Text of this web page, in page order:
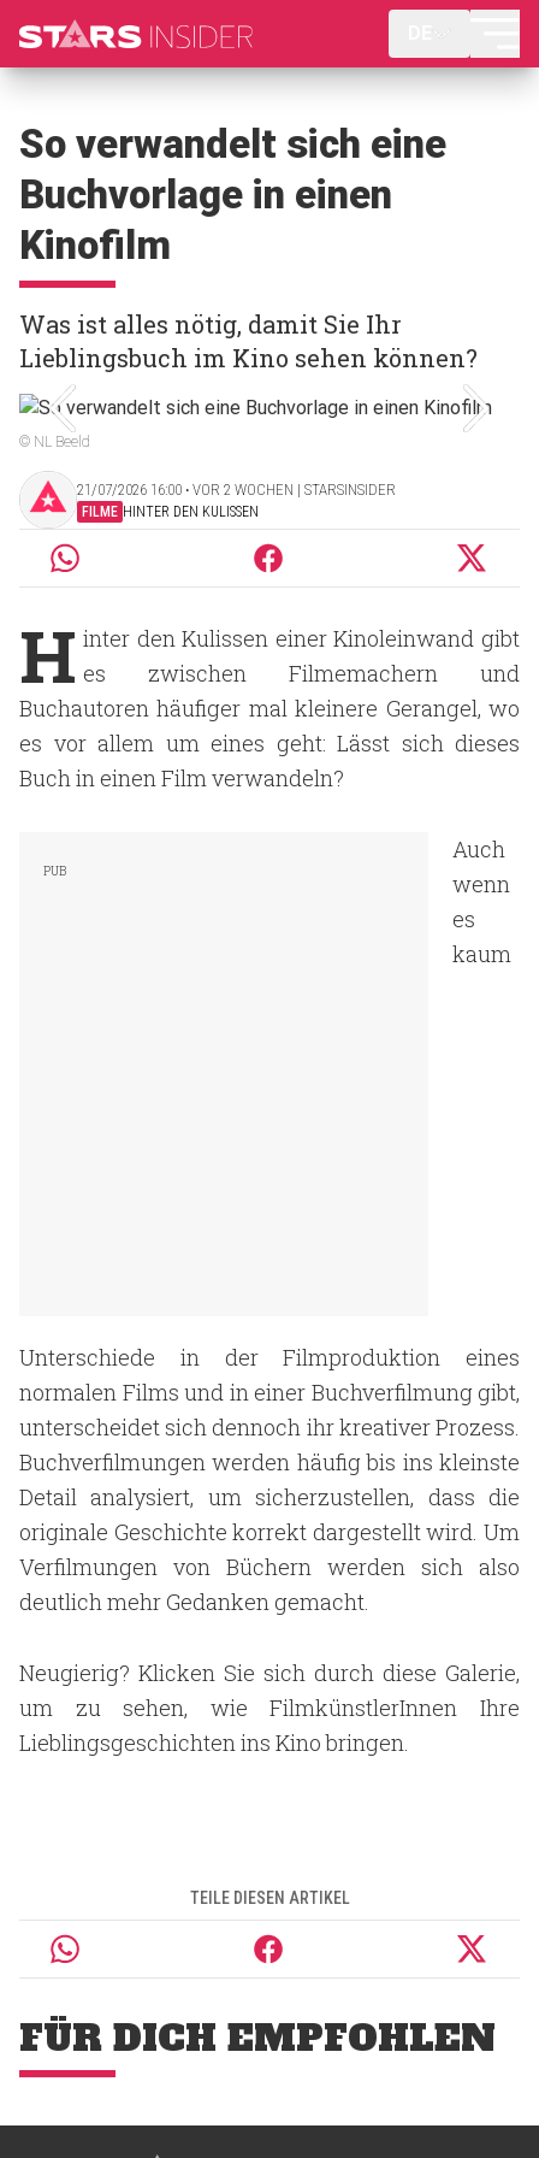
So verwandelt sich eine
Buchvorlage in einen
Kinofilm
Was ist alles nötig, damit Sie Ihr
Lieblingsbuch im Kino sehen können?
© NL Beeld
21/07/2026 16:00 ‧ VOR 2 WOCHEN | STARSINSIDER
FILME HINTER DEN KULISSEN
H inter den Kulissen einer Kinoleinwand gibt
es zwischen Filmemachern und
Buchautoren häufiger mal kleinere Gerangel, wo
es vor allem um eines geht: Lässt sich dieses
Buch in einen Film verwandeln?
Auch
wenn
es
kaum
Unterschiede in der Filmproduktion eines
normalen Films und in einer Buchverfilmung gibt,
unterscheidet sich dennoch ihr kreativer Prozess.
Buchverfilmungen werden häufig bis ins kleinste
Detail analysiert, um sicherzustellen, dass die
originale Geschichte korrekt dargestellt wird. Um
Verfilmungen von Büchern werden sich also
deutlich mehr Gedanken gemacht.
Neugierig? Klicken Sie sich durch diese Galerie,
um zu sehen, wie FilmkünstlerInnen Ihre
Lieblingsgeschichten ins Kino bringen.
TEILE DIESEN ARTIKEL
FÜR DICH EMPFOHLEN